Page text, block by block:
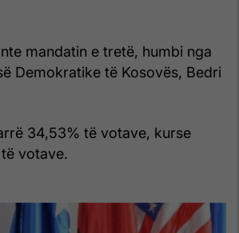
mandatin e tretë, humbi nga
Demokratike të Kosovës, Bedri
34,53% të votave, kurse
votave.